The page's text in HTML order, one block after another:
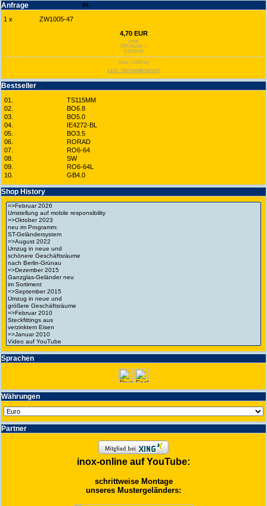
Anfrage
1 x
ZW1005-47
4,70 EUR
(zzgl.
19% MwSt. =
5,59 EUR
Gew.: 0.024 kg
zzgl. Versandkosten)
Best­seller
01.
TS115MM
02.
BO6.8
03.
BO5.0
04.
IE4272-BL
05.
BO3.5
06.
RORAD
07.
RO6-64
08.
SW
09.
RO6-64L
10.
GB4.0
Shop History
Spra­chen
Wäh­run­gen
Partner
inox-online auf YouTube:
schrittweise Montage
unseres Mustergeländers: